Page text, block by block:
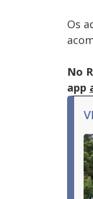
Os
No
app